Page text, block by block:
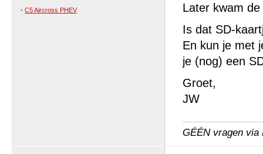
- C5 Aircross PHEV
Later kwam
Is dat SD-
En kun je met
je (nog) een
Groet,
JW
GÉÉN vragen via